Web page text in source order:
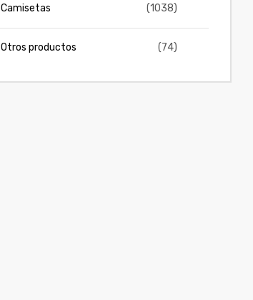
Camisetas (1038)
Otros productos (74)